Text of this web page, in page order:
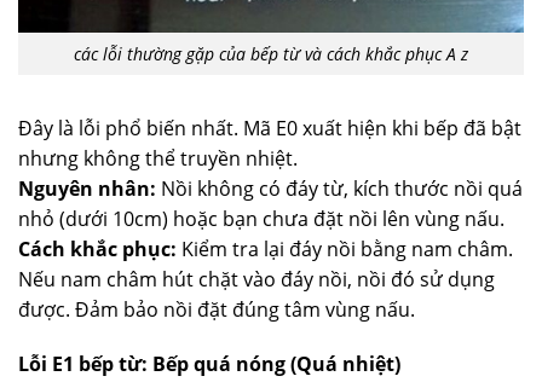
các lỗi thường gặp của bếp từ và cách khắc phục A z
Đây là lỗi phổ biến nhất. Mã E0 xuất hiện khi bếp đã bật
nhưng không thể truyền nhiệt.
Nguyên nhân: Nồi không có đáy từ, kích thước nồi quá
nhỏ (dưới 10cm) hoặc bạn chưa đặt nồi lên vùng nấu.
Cách khắc phục: Kiểm tra lại đáy nồi bằng nam châm.
Nếu nam châm hút chặt vào đáy nồi, nồi đó sử dụng
được. Đảm bảo nồi đặt đúng tâm vùng nấu.
Lỗi E1 bếp từ: Bếp quá nóng (Quá nhiệt)